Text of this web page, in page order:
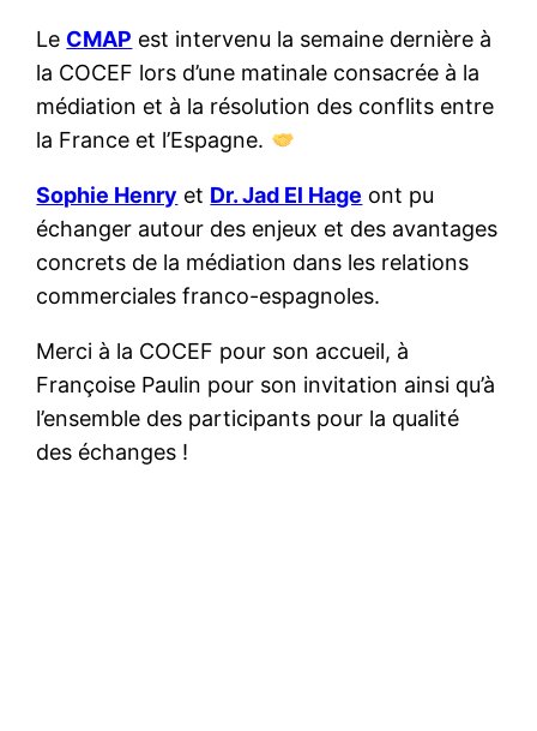
Le CMAP est intervenu la semaine dernière à
la COCEF lors d’une matinale consacrée à la
médiation et à la résolution des conflits entre
la France et l’Espagne.
Sophie Henry et Dr. Jad El Hage ont pu
échanger autour des enjeux et des avantages
concrets de la médiation dans les relations
commerciales franco-espagnoles.
Merci à la COCEF pour son accueil, à
Françoise Paulin pour son invitation ainsi qu’à
l’ensemble des participants pour la qualité
des échanges !